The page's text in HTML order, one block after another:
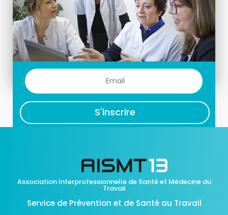
S'inscrire
Association Interprofessionnelle de Santé et Médecine du
Travail
Service de Prévention et de Santé au Travail